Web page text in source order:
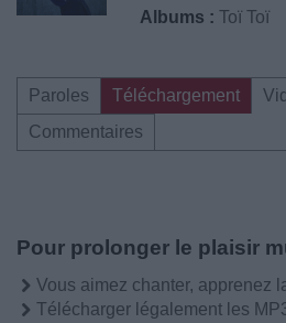
Albums : Toï Toï
Paroles Téléchargement
Commentaires
Pour prolonger le plaisir
Vous aimez chanter, apprenez
Télécharger légalement les